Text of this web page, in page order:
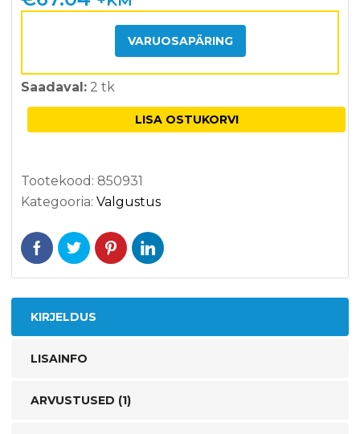
hinnangu
VARUOSAPÄRING
Saadaval: 2 tk
LISA OSTUKORVI
Tootekood: 850931
Kategooria: Valgustus
KIRJELDUS
LISAINFO
ARVUSTUSED (1)